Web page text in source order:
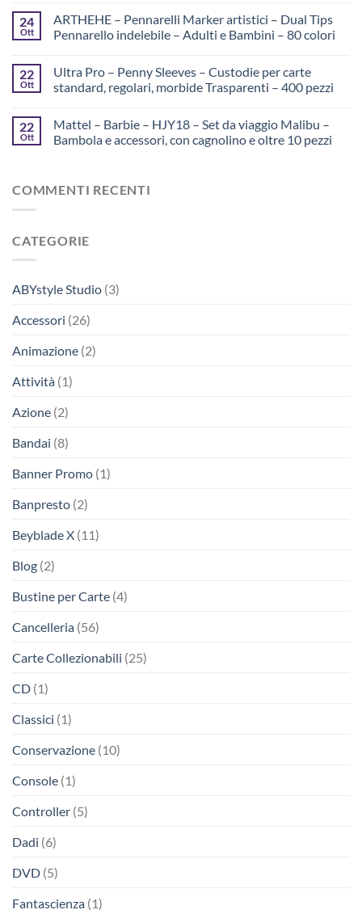
24
Ott
ARTHEHE – Pennarelli Marker artistici – Dual Tips
Pennarello indelebile – Adulti e Bambini – 80 colori
22
Ott
Ultra Pro – Penny Sleeves – Custodie per carte
standard, regolari, morbide Trasparenti – 400 pezzi
22
Ott
Mattel – Barbie – HJY18 – Set da viaggio Malibu –
Bambola e accessori, con cagnolino e oltre 10 pezzi
COMMENTI RECENTI
CATEGORIE
ABYstyle Studio (3)
Accessori (26)
Animazione (2)
Attività (1)
Azione (2)
Bandai (8)
Banner Promo (1)
Banpresto (2)
Beyblade X (11)
Blog (2)
Bustine per Carte (4)
Cancelleria (56)
Carte Collezionabili (25)
CD (1)
Classici (1)
Conservazione (10)
Console (1)
Controller (5)
Dadi (6)
DVD (5)
Fantascienza (1)